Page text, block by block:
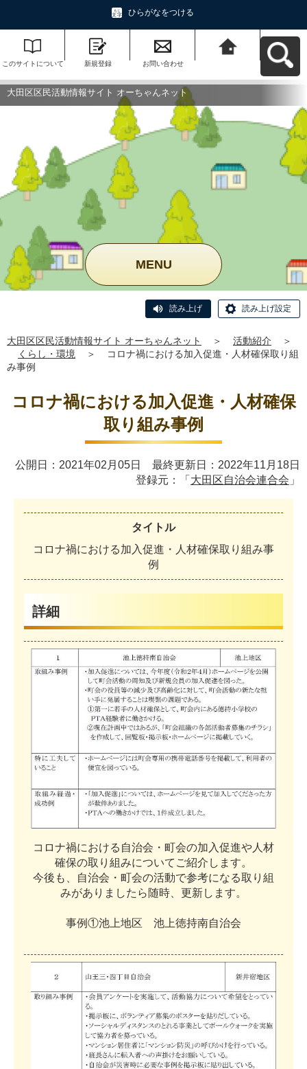
ひらがなをつける
このサイトについて 新規登録 お問い合わせ
ットへ戻る
大田区区民活動情報サイト オーちゃんネット
MENU
読み上げ 読み上げ設定
大田区区民活動情報サイト オーちゃんネット ＞ 活動紹介
＞
くらし・環境
＞
コロナ禍における加入促進・人材確保取り組
み事例
コロナ禍における加入促進・人材確保
取り組み事例
公開日：2021年02月05日 最終更新日：2022年11月18日
登録元：「 大田区自治会連合会 」
タイトル
コ ロナ禍における加 入促進 ・ 人 材確保取 り 組み事
例
詳細
コ ロナ禍における 自治会 ・ 町会の加 入促進や 人 材
確保の取 り 組みについて ご紹介 し ま す。
今後 も 自治会 ・ 町会の活動で参考になる取 り 組
みがあ り ま した ら 随時 更新し ま す。
事例①池 上地区 池 上徳持南自治会